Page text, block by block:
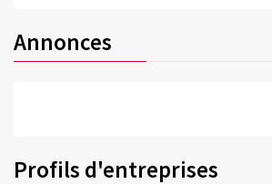
Annonces
Profils d'entreprises